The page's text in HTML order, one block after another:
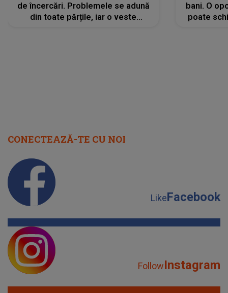
de încercări. Problemele se adună
din toate părțile, iar o veste
bani. O
poate
CONECTEAZĂ-TE CU NOI
LikeFacebook
FollowInstagram